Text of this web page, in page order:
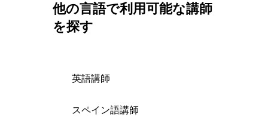
他の言語で利用可能な講師
を探す
英語講師
スペイン語講師